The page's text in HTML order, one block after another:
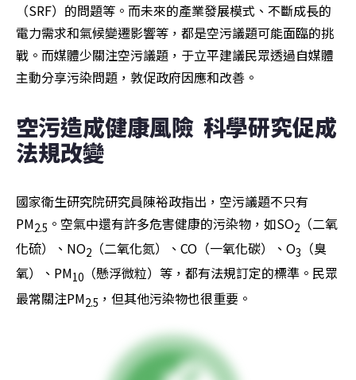
（SRF）的問題等。而未來的產業發展模式、不斷成長的
電力需求和氣候變遷影響等，都是空污議題可能面臨的挑
戰。而媒體少關注空污議題，于立平建議民眾透過自媒體
主動分享污染問題，敦促政府因應和改善。
空污造成健康風險  科學研究促成
法規改變
國家衛生研究院研究員陳裕政指出，空污議題不只有
PM2.5 。空氣中還有許多危害健康的污染物，如SO2 （二氧
化硫）、NO2 （二氧化氮）、CO（一氧化碳）、O3
（臭
氧）、PM10 （懸浮微粒）等，都有法規訂定的標準。民眾
最常關注PM2.5 ，但其他污染物也很重要。